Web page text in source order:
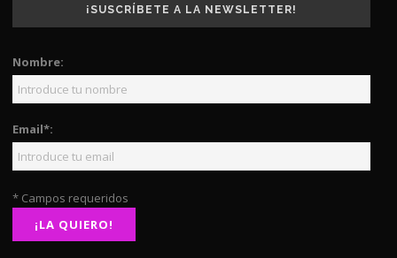
¡SUSCRÍBETE A LA NEWSLETTER!
Nombre:
Email*:
* Campos requeridos